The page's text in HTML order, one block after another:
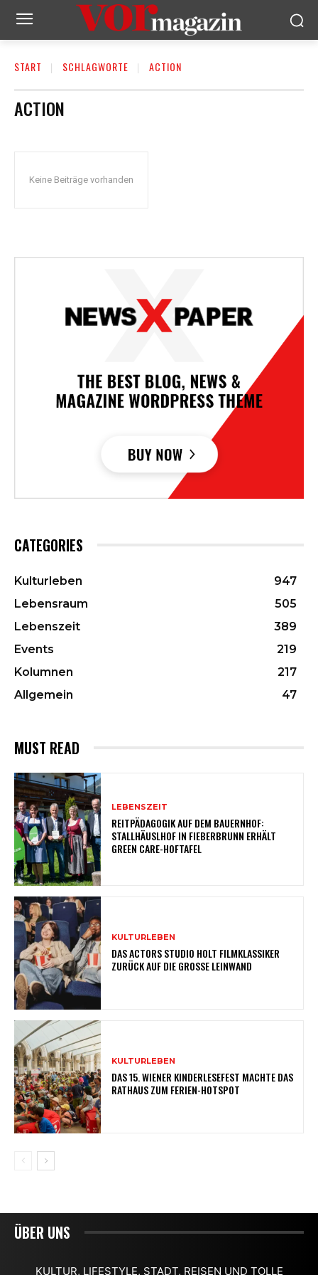
START SCHLAGWORTE ACTION
ACTION
Keine Beiträge vorhanden
CATEGORIES
Kulturleben
947
Lebensraum
505
Lebenszeit
389
Events
219
Kolumnen
217
Allgemein
47
MUST READ
LEBENSZEIT
REITPÄDAGOGIK AUF DEM BAUERNHOF:
STALLHÄUSLHOF IN FIEBERBRUNN ERHÄLT
GREEN CARE-HOFTAFEL
KULTURLEBEN
DAS ACTORS STUDIO HOLT FILMKLASSIKER
ZURÜCK AUF DIE GROSSE LEINWAND
KULTURLEBEN
DAS 15. WIENER KINDERLESEFEST MACHTE DAS
RATHAUS ZUM FERIEN-HOTSPOT
ÜBER UNS
KULTUR, LIFESTYLE, STADT, REISEN UND TOLLE